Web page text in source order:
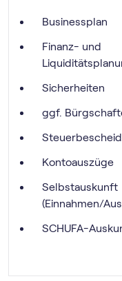
Businessplan
Finanz- und
Sicherheiten
ggf.
Kontoauszüge
Selbstauskunft
(Einnahmen/
SCHUFA-